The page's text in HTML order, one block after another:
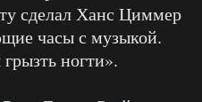
сделал Ханс Циммер
часы с музыкой.
ногти».